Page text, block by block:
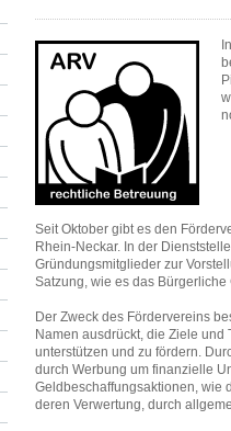
Seit Oktober gibt es den
Rhein-Neckar. In der
Gründungsmitglieder zur
Satzung, wie es das Bürgerliche
Der Zweck des Fördervereins
Namen ausdrückt, die Ziele
unterstützen und zu fördern.
durch Werbung um finanzielle
Geldbeschaffungsaktionen, wie
deren Verwertung, durch